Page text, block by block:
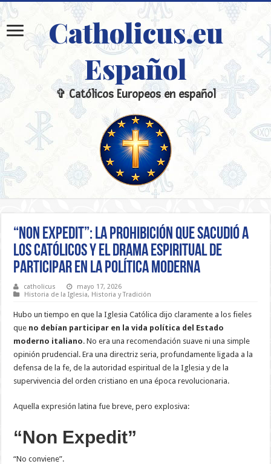
Catholicus.eu
Español
✞ Católicos Europeos en español
“Non Expedit”: La Prohibición que Sacudió a
los Católicos y el Drama Espiritual de
Participar en la Política Moderna
catholicus
mayo 17, 2026
Historia de la Iglesia, Historia y Tradición
Hubo un tiempo en que la Iglesia Católica dijo claramente a los fieles
que no debían participar en la vida política del Estado
moderno italiano. No era una recomendación suave ni una simple
opinión prudencial. Era una directriz seria, profundamente ligada a la
defensa de la fe, de la autoridad espiritual de la Iglesia y de la
supervivencia del orden cristiano en una época revolucionaria.
Aquella expresión latina fue breve, pero explosiva:
“Non Expedit”
“No conviene”.